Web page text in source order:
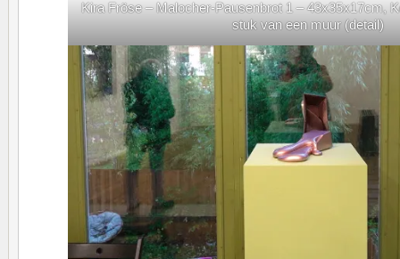
Kira Fröse – Malocher-Pausenbrot 1 – 43x35x17cm,
stuk van een muur (detail)